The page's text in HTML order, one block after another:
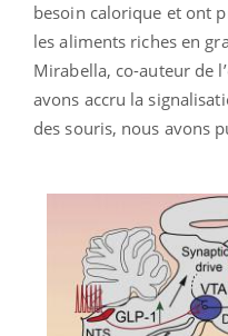
besoin calorique et ont
les aliments riches en
Mirabella, co-auteur de
avons accru la
des souris, nous avons